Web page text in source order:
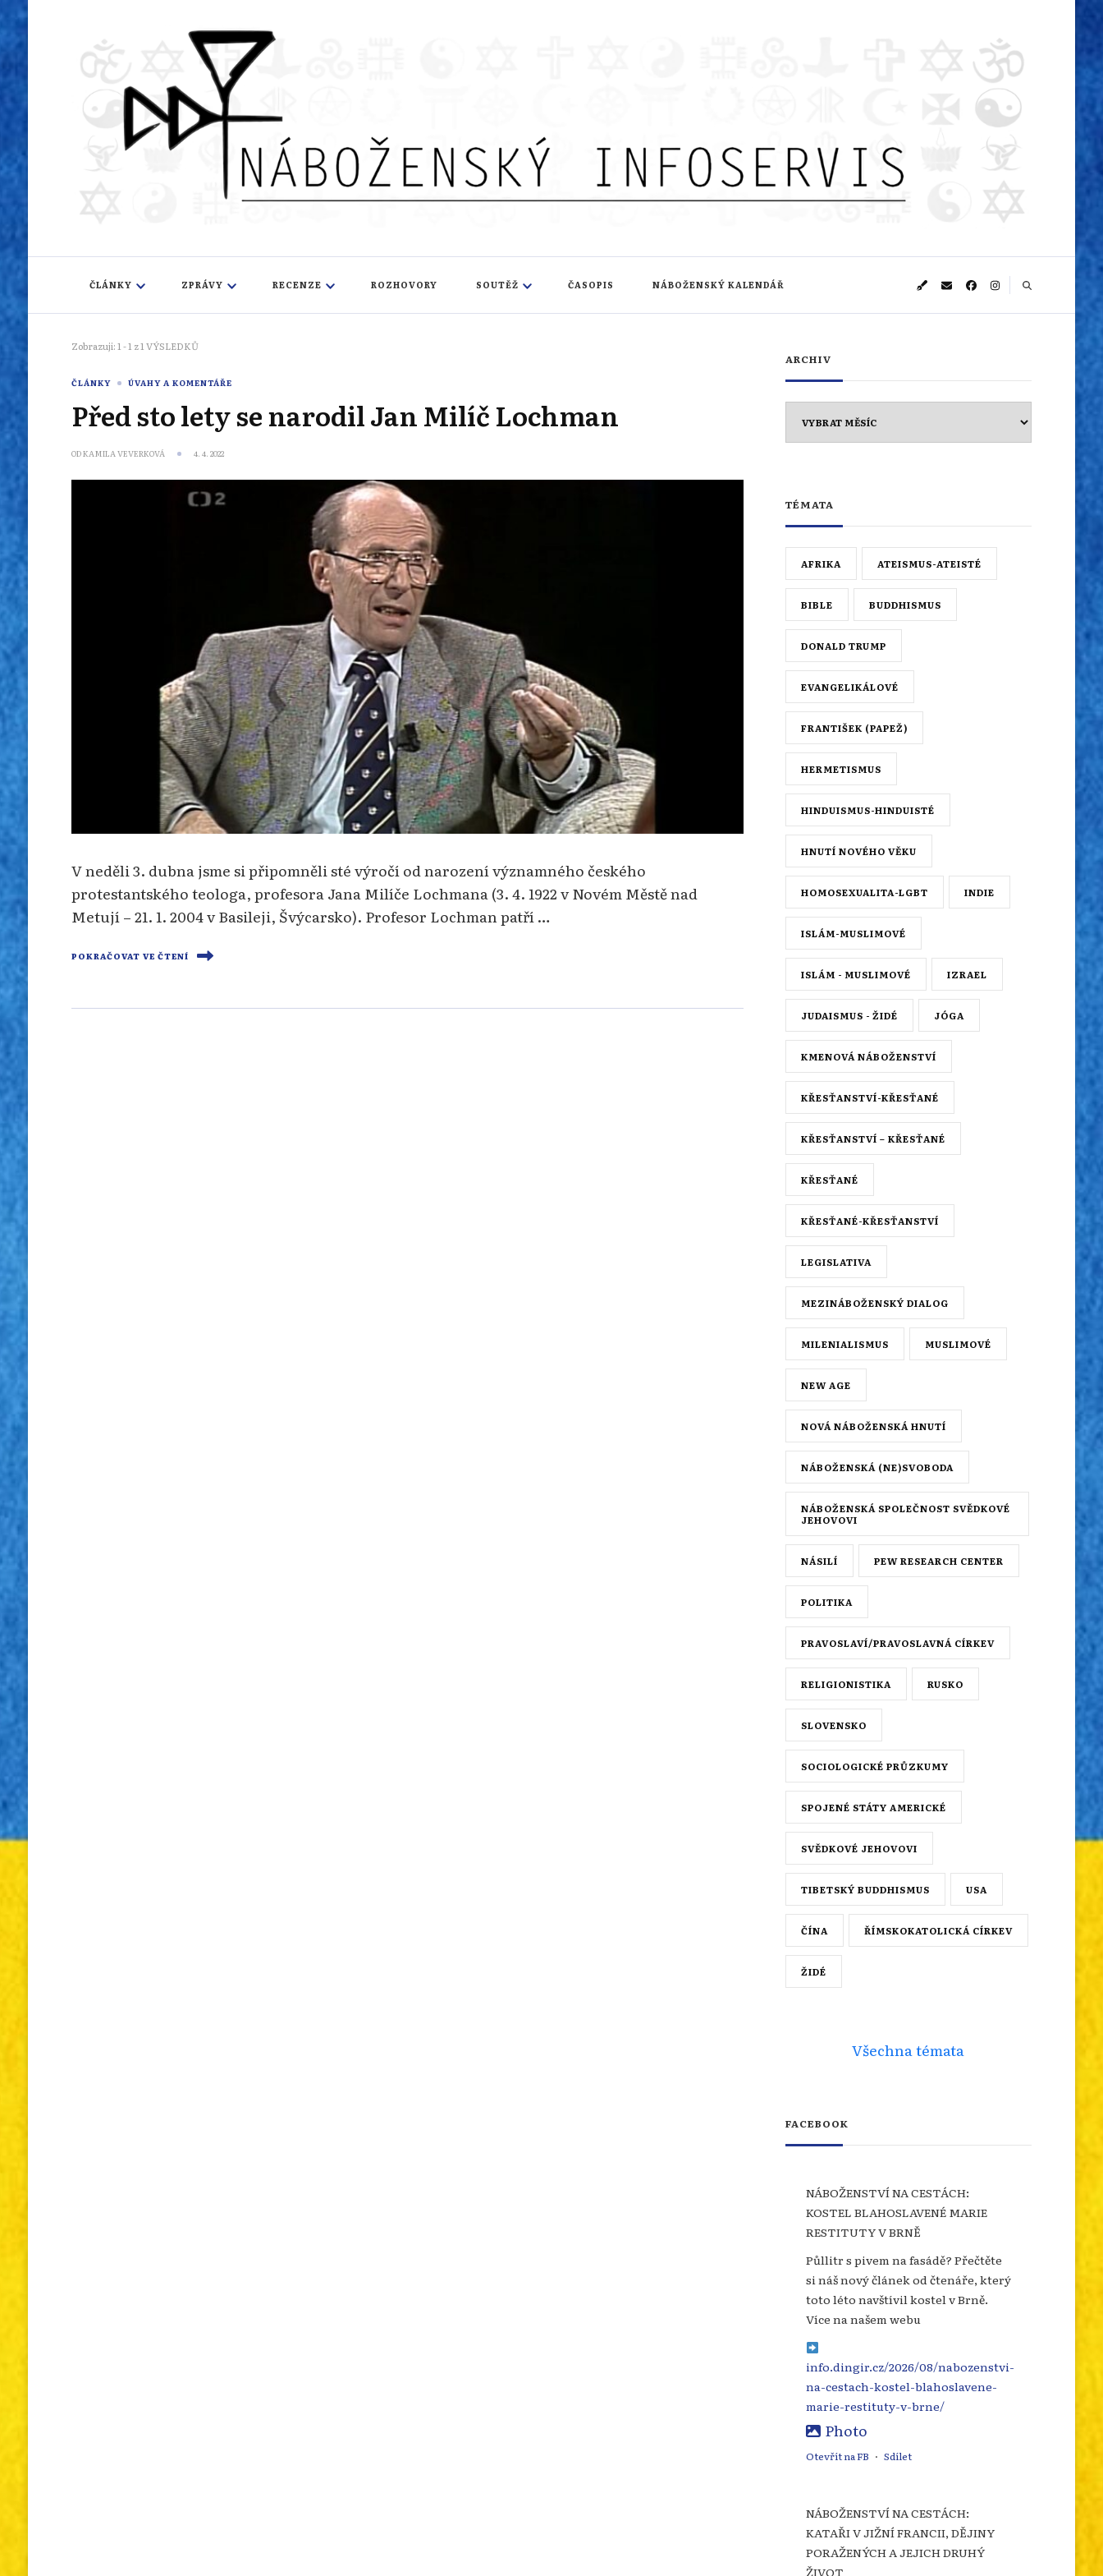
Náboženský infoservis
ČLÁNKY ZPRÁVY RECENZE ROZHOVORY SOUTĚŽ ČASOPIS NÁBOŽENSKÝ KALENDÁŘ
Zobrazuji: 1 - 1 z 1 VÝSLEDKŮ
ČLÁNKY ÚVAHY A KOMENTÁŘE
Před sto lety se narodil Jan Milíč Lochman
ODKAMILA VEVERKOVÁ 4. 4. 2022
V neděli 3. dubna jsme si připomněli sté výročí od narození významného českého
protestantského teologa, profesora Jana Milíče Lochmana (3. 4. 1922 v Novém Městě nad
Metují – 21. 1. 2004 v Basileji, Švýcarsko). Profesor Lochman patří …
POKRAČOVAT VE ČTENÍ
ARCHIV
TÉMATA
AFRIKA ATEISMUS-ATEISTÉ
BIBLE BUDDHISMUS
DONALD TRUMP
EVANGELIKÁLOVÉ
FRANTIŠEK (PAPEŽ)
HERMETISMUS
HINDUISMUS-HINDUISTÉ
HNUTÍ NOVÉHO VĚKU
HOMOSEXUALITA-LGBT INDIE
ISLÁM-MUSLIMOVÉ
ISLÁM - MUSLIMOVÉ IZRAEL
JUDAISMUS - ŽIDÉ JÓGA
KMENOVÁ NÁBOŽENSTVÍ
KŘESŤANSTVÍ-KŘESŤANÉ
KŘESŤANSTVÍ – KŘESŤANÉ
KŘESŤANÉ
KŘESŤANÉ-KŘESŤANSTVÍ
LEGISLATIVA
MEZINÁBOŽENSKÝ DIALOG
MILENIALISMUS MUSLIMOVÉ
NEW AGE
NOVÁ NÁBOŽENSKÁ HNUTÍ
NÁBOŽENSKÁ (NE)SVOBODA
NÁBOŽENSKÁ SPOLEČNOST SVĚDKOVÉ
JEHOVOVI
NÁSILÍ PEW RESEARCH CENTER
POLITIKA
PRAVOSLAVÍ/PRAVOSLAVNÁ CÍRKEV
RELIGIONISTIKA RUSKO
SLOVENSKO
SOCIOLOGICKÉ PRŮZKUMY
SPOJENÉ STÁTY AMERICKÉ
SVĚDKOVÉ JEHOVOVI
TIBETSKÝ BUDDHISMUS USA
ČÍNA ŘÍMSKOKATOLICKÁ CÍRKEV
ŽIDÉ
Všechna témata
FACEBOOK
NÁBOŽENSTVÍ NA CESTÁCH:
KOSTEL BLAHOSLAVENÉ MARIE
RESTITUTY V BRNĚ
Půllitr s pivem na fasádě? Přečtěte
si náš nový článek od čtenáře, který
toto léto navštívil kostel v Brně.
Více na našem webu
info.dingir.cz/2026/08/nabozenstvi-
na-cestach-kostel-blahoslavene-
marie-restituty-v-brne/
Photo
Otevřít na FB · Sdílet
NÁBOŽENSTVÍ NA CESTÁCH:
KATAŘI V JIŽNÍ FRANCII, DĚJINY
PORAŽENÝCH A JEJICH DRUHÝ
ŽIVOT